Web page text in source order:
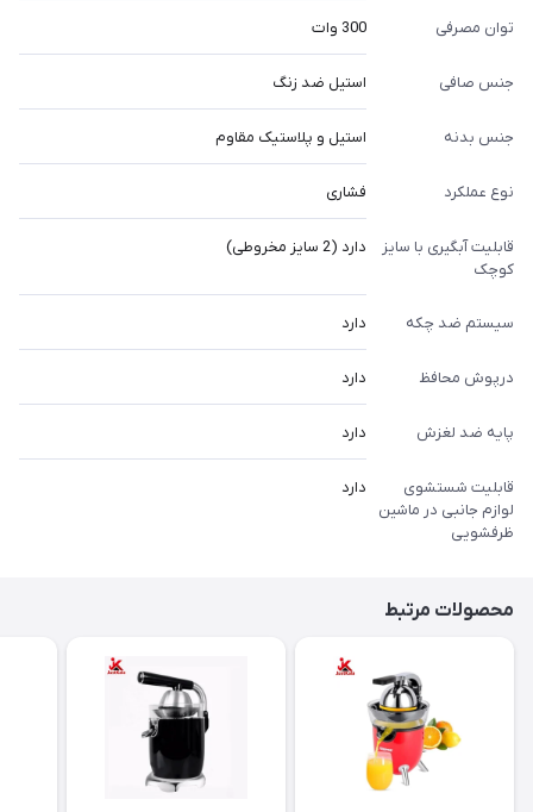
توان مصرفی 300 وات
جنس صافی استیل ضد زنگ
جنس بدنه استیل و پلاستیک مقاوم
نوع عملکرد فشاری
قابلیت آبگیری با سایز
کوچک
دارد (2 سایز مخروطی)
سیستم ضد چکه دارد
درپوش محافظ دارد
پایه ضد لغزش دارد
قابلیت شستشوی
لوازم جانبی در ماشین
ظرفشویی
دارد
محصولات مرتبط